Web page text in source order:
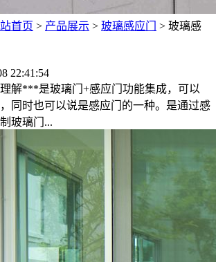
首页 > 产品展示 > 玻璃感应门 > 玻璃感
22:41:54
解***是玻璃门+感应门功能集成，可以
同时也可以说是感应门的一种。是通过感
玻璃门...